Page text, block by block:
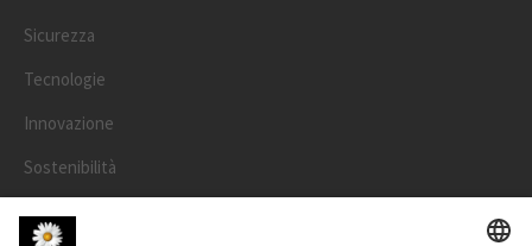
Sicurezza
Tecnologie
Innovazione
Sostenibilità
Progetti